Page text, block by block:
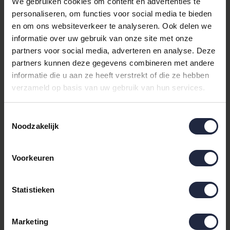
personaliseren, om functies voor social media te bieden
en om ons websiteverkeer te analyseren. Ook delen we
informatie over uw gebruik van onze site met onze
partners voor social media, adverteren en analyse. Deze
partners kunnen deze gegevens combineren met andere
informatie die u aan ze heeft verstrekt of die ze hebben
verzameld op basis van uw gebruik van hun services.
Noodzakelijk
Voorkeuren
Statistieken
Marketing
Maatvoering Bella Donna
Hoeslaken Jersey
Het Bella Donna eenpersoons laken is geschikt voor matrassen
met een hoekhoogte van 30cmen een breedte en lengte van
90/100cm bij 190/220cm.De hoeslakens zijn rondom voorzien
van elastiek. Samen met de duo stretch van het doek zorgt dit
elastiek voor een perfecte pasvorm zonder plooien. Dus is uw
Samenstelling Bella Donna
Deze hoeslakens zijn gemaakt van 97% langvezelig katoen, 3%
elasthaan, aloë vera & zijdeproteïne. Natuurlijk getest volgens
ÖkoTex-norm 100, gecertificeerd met het keurmerk “Textiles
Vertrauen” en gemaakt in Duitsland: “Made in Germany”. De